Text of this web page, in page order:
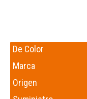
De Color
Marca
Origen